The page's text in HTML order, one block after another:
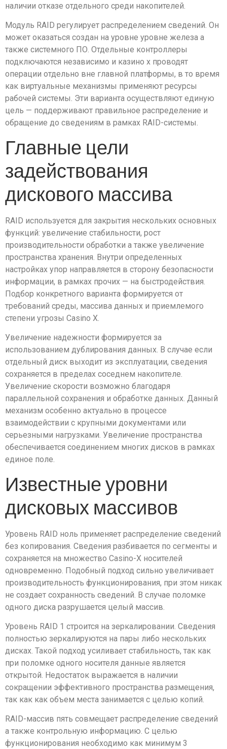
наличии отказе отдельного среди накопителей.
Модуль RAID регулирует распределением сведений. Он
может оказаться создан на уровне уровне железа а
также системного ПО. Отдельные контроллеры
подключаются независимо и казино х проводят
операции отдельно вне главной платформы, в то время
как виртуальные механизмы применяют ресурсы
рабочей системы. Эти варианта осуществляют единую
цель — поддерживают правильное распределение и
обращение до сведениям в рамках RAID-системы.
Главные цели
задействования
дискового массива
RAID используется для закрытия нескольких основных
функций: увеличение стабильности, рост
производительности обработки а также увеличение
пространства хранения. Внутри определенных
настройках упор направляется в сторону безопасности
информации, в рамках прочих — на быстродействия.
Подбор конкретного варианта формируется от
требований среды, массива данных и приемлемого
степени угрозы Casino X.
Увеличение надежности формируется за
использованием дублирования данных. В случае если
отдельный диск выходит из эксплуатации, сведения
сохраняется в пределах соседнем накопителе.
Увеличение скорости возможно благодаря
параллельной сохранения и обработке данных. Данный
механизм особенно актуально в процессе
взаимодействии с крупными документами или
серьезными нагрузками. Увеличение пространства
обеспечивается соединением многих дисков в рамках
единое поле.
Известные уровни
дисковых массивов
Уровень RAID ноль применяет распределение сведений
без копирования. Сведения разбивается по сегменты и
сохраняется на множество Casino-X носителей
одновременно. Подобный подход сильно увеличивает
производительность функционирования, при этом никак
не создает сохранность сведений. В случае поломке
одного диска разрушается целый массив.
Уровень RAID 1 строится на зеркалировании. Сведения
полностью зеркалируются на пары либо нескольких
дисках. Такой подход усиливает стабильность, так как
при поломке одного носителя данные является
открытой. Недостаток выражается в наличии
сокращении эффективного пространства размещения,
так как как объем места занимается с целью копий.
RAID-массив пять совмещает распределение сведений
а также контрольную информацию. С целью
функционирования необходимо как минимум 3